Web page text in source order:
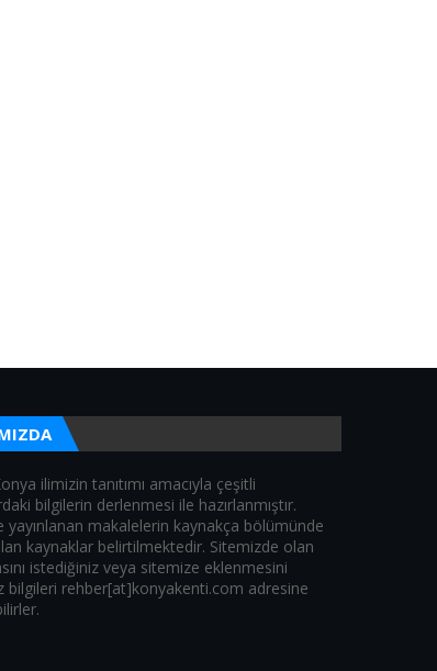
ilimizin tanıtımı amacıyla çeşitli
bilgilerin derlenmesi ile hazırlanmıştır.
yayınlanan makalelerin kaynakça bölümünde
kaynaklar belirtilmektedir. Sitemizde olan
istediğiniz veya sitemize eklenmesini
bilgileri rehber[at]konyakenti.com adresine